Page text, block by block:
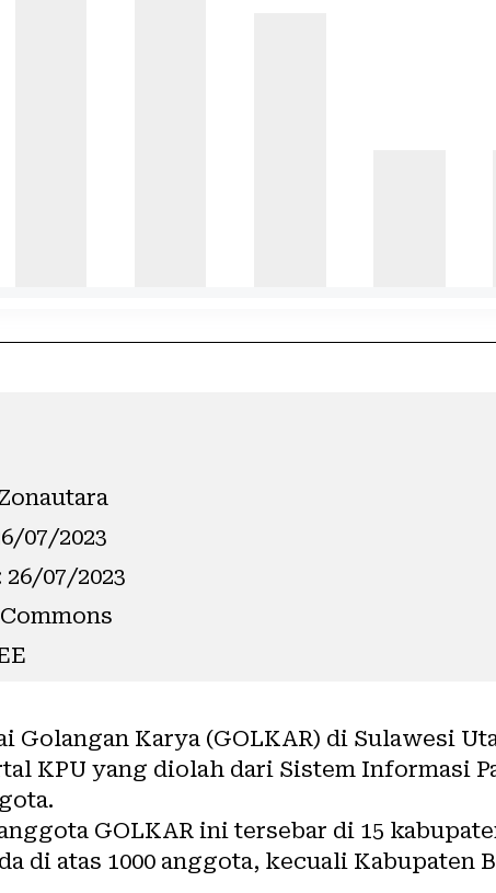
07/2023
07/2023
Golangan Karya (GOLKAR) di Sulawesi
KPU yang diolah dari Sistem Informasi
GOLKAR ini tersebar di 15
di atas 1000 anggota, kecuali Kabupaten